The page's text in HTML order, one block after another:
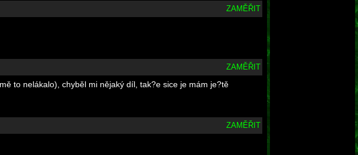
ZAMĚŘIT
ZAMĚŘIT
to nelákalo), chyběl mi nějaký díl, tak?e sice je mám je?tě
ZAMĚŘIT